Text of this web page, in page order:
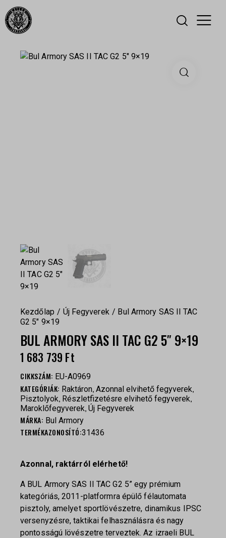
Kezdőlap Új Fegyverek
Bul Armory SAS II TAC
G2 5″ 9×19
BUL ARMORY SAS II TAC G2 5″ 9×19
1 683 739 Ft
CIKKSZÁM: EU-A0969
KATEGÓRIÁK: Raktáron, Azonnal elvihető fegyverek,
Pisztolyok, Részletfizetésre elvihető fegyverek,
Maroklőfegyverek, Új Fegyverek
MÁRKA: Bul Armory
TERMÉKAZONOSÍTÓ:31436
Azonnal, raktárról elérhető!
A BUL Armory SAS II TAC G2 5” egy prémium
kategóriás, 2011-platformra épülő félautomata
pisztoly, amelyet sportlövészetre, dinamikus IPSC
versenyzésre, taktikai felhasználásra és nagy
pontosságú lövészetre terveztek. Az izraeli BUL